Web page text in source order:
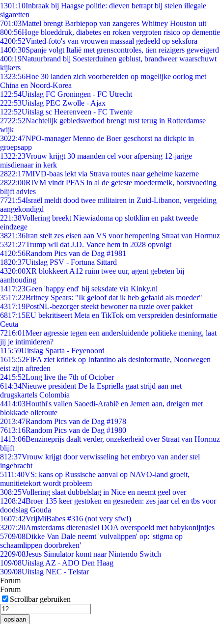
1301:10Inbraak bij Haagse politie: dieven betrapt bij stelen illegale
sigaretten
701:03Mattel brengt Barbiepop van zangeres Whitney Houston uit
800:56Hoge bloeddruk, diabetes en roken vergroten risico op dementie
4200:52Vinted-foto's van vrouwen massaal gedeeld op seksfora
1400:30Spanje volgt Italië met grenscontroles, tien reizigers geweigerd
400:19Natuurbrand bij Soesterduinen geblust, brandweer waarschuwt
kijkers
1323:56Hoe 30 landen zich voorbereiden op mogelijke oorlog met
China en Noord-Korea
1 22:54Uitslag FC Groningen - FC Utrecht
222:53Uitslag PEC Zwolle - Ajax
1 22:52Uitslag sc Heerenveen - FC Twente
2722:52Nachtelijk gebiedsverbod brengt rust terug in Rotterdamse
wijk
3022:47NPO-manager Menno de Boer geschorst na dickpic in
groepsapp
1322:23Vrouw krijgt 30 maanden cel voor afpersing 12-jarige
misdienaar in kerk
2822:17MIVD-baas lekt via Strava routes naar geheime kazerne
2822:00RIVM vindt PFAS in al de geteste moedermelk, borstvoeding
blijft advies
7721:54Israël meldt dood twee militairen in Zuid-Libanon, vergelding
aangekondigd
221:38Vollering breekt Niewiadoma op slotklim en pakt tweede
eindzege
3821:36Iran stelt zes eisen aan VS voor heropening Straat van Hormuz
5321:27Trump wil dat J.D. Vance hem in 2028 opvolgt
41 20:56Random Pics van de Dag #1981
1820:37Uitslag PSV - Fortuna Sittard
4320:00XR blokkeert A12 ruim twee uur, agent gebeten bij
aanhouding
1417:23Geen 'happy end' bij seksdate via Kinky.nl
3517:22Britney Spears: "Ik geloof dat ik heb gefaald als moeder"
4317:19PostNL-bezorger steekt bewoner na ruzie over pakket
6817:15EU bekritiseert Meta en TikTok om verspreiden desinformatie
Ceuta
7216:01Meer agressie tegen een andersluidende politieke mening, laat
jij je intimideren?
115:59Uitslag Sparta - Feyenoord
1615:52FIFA ziet kritiek op Infantino als desinformatie, Noorwegen
eist zijn aftreden
2415:52Long live the 7th of October
614:34Nieuwe president De la Espriella gaat strijd aan met
drugskartels Colombia
4414:03Houthi's vallen Saoedi-Arabië en Jemen aan, dreigen met
blokkade olieroute
2013:47Random Pics van de Dag #1978
7613:16Random Pics van de Dag #1980
1413:06Benzineprijs daalt verder, onzekerheid over Straat van Hormuz
blijft
812:37Vrouw krijgt door verwisseling het embryo van ander stel
ingebracht
5111:40VS: kans op Russische aanval op NAVO-land groeit,
munitietekort wordt probleem
308:25Vollering slaat dubbelslag in Nice en neemt geel over
1208:24Broer 135 keer gestoken en gesneden: zes jaar cel en tbs voor
doodslag Gouda
1607:42VrijMiBabes #316 (not very sfw!)
3207:20Amsterdams dierenasiel DOA overspoeld met babykonijntjes
5709/08Dikke Van Dale neemt 'vulvalippen' op: 'stigma op
schaamlippen doorbreken'
2209/08Jesus Simulator komt naar Nintendo Switch
109/08Uitslag AZ - ADO Den Haag
309/08Uitslag NEC - Telstar
Forum
Forum
Scrollbar gebruiken
opslaan